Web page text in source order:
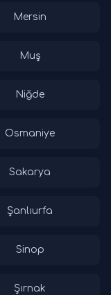
Mersin
Muş
Niğde
Osmaniye
Sakarya
Şanlıurfa
Sinop
Şırnak